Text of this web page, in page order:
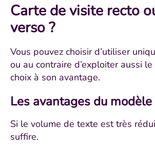
Carte de visite recto
verso ?
Vous pouvez choisir d’utiliser
ou au contraire d’exploiter aussi
choix à son avantage.
Les avantages du
Si le volume de texte est très
suffire.